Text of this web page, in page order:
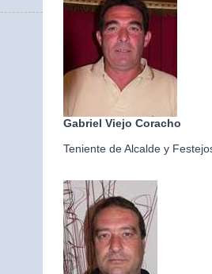
Gabriel Viejo Coracho
Teniente de Alcalde y